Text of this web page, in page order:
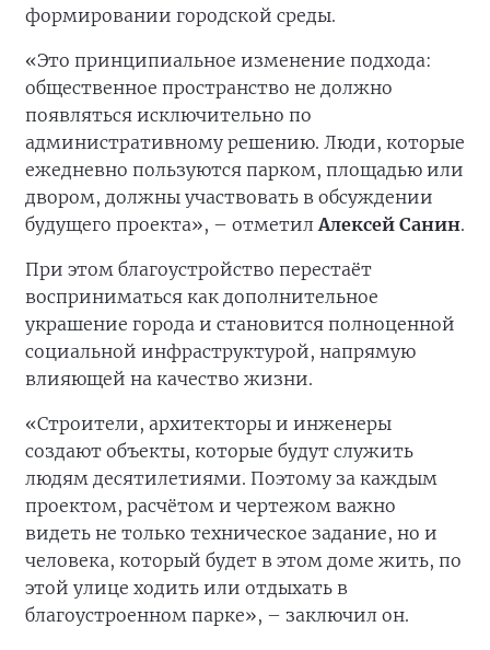
формировании городской среды.
«Это принципиальное изменение подхода:
общественное пространство не должно
появляться исключительно по
административному решению. Люди, которые
ежедневно пользуются парком, площадью или
двором, должны участвовать в обсуждении
будущего проекта», – отметилАлексей Санин.
При этом благоустройство перестаёт
восприниматься как дополнительное
украшение города и становится полноценной
социальной инфраструктурой, напрямую
влияющей на качество жизни.
«Строители, архитекторы и инженеры
создают объекты, которые будут служить
людям десятилетиями. Поэтому за каждым
проектом, расчётом и чертежом важно
видеть не только техническое задание, но и
человека, который будет в этом доме жить, по
этой улице ходить или отдыхать в
благоустроенном парке», – заключил он.